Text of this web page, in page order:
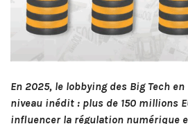
En 2025, le lobbying des Big Tech
niveau inédit : plus de 150 millions
influencer la régulation numérique